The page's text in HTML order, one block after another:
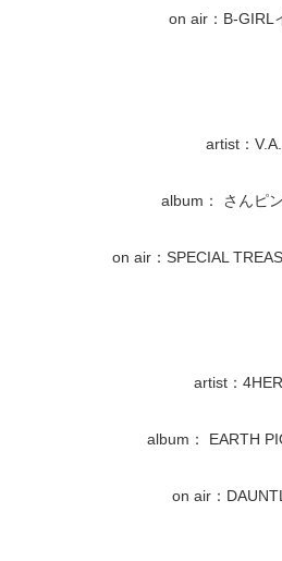
on air：B-GIRL
artist：V.A.
album： さんピ
on air：SPECIAL
artist：
album： EARTH
on air：